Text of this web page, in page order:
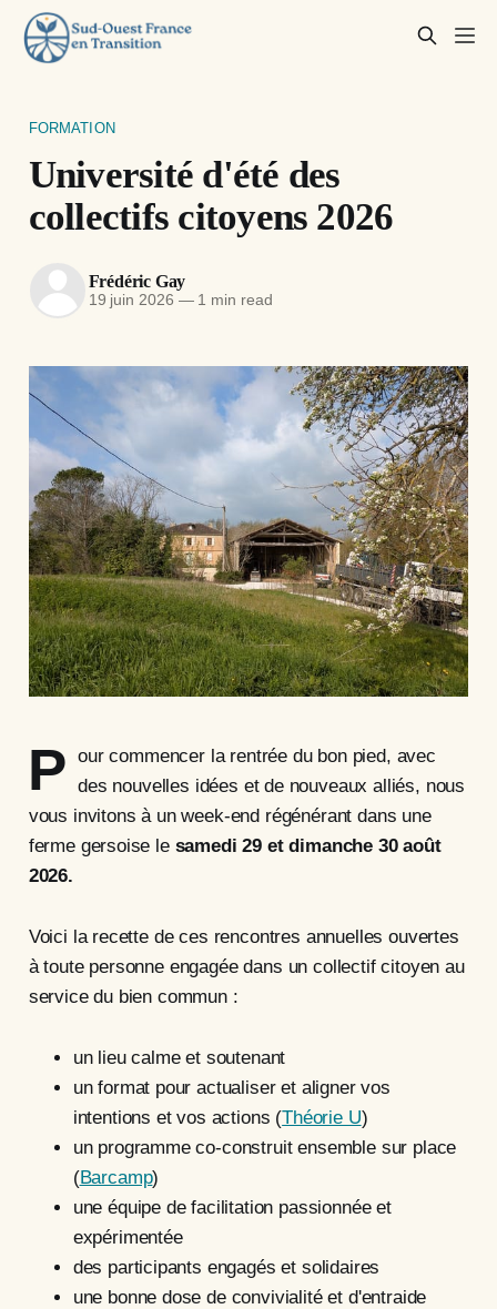
FORMATION
Université d'été des
collectifs citoyens 2026
Frédéric Gay
19 juin 2026 —1 min read
P our commencer la rentrée du bon pied, avec
des nouvelles idées et de nouveaux alliés, nous
vous invitons à un week-end régénérant dans une
ferme gersoise le samedi 29 et dimanche 30 août
2026.
Voici la recette de ces rencontres annuelles ouvertes
à toute personne engagée dans un collectif citoyen au
service du bien commun :
un lieu calme et soutenant
un format pour actualiser et aligner vos
intentions et vos actions (Théorie U)
un programme co-construit ensemble sur place
(Barcamp)
une équipe de facilitation passionnée et
expérimentée
des participants engagés et solidaires
une bonne dose de convivialité et d'entraide